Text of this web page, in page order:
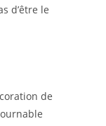
d’être le
de